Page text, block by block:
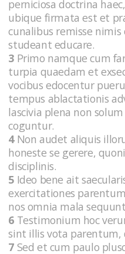
perniciosa doctrina
ubique firmata est et
cunalibus remisse
studeant educare.
3 Primo namque cum
turpia quaedam et
vocibus edocentur
tempus ablactationis
lascivia plena non
coguntur.
4Non audet aliquis
honeste se gerere,
disciplinis.
5 Ideo bene ait
exercitationes
nos omnia mala
6 Testimonium hoc
sint illis vota parentum,
7 Sed et cum paulo